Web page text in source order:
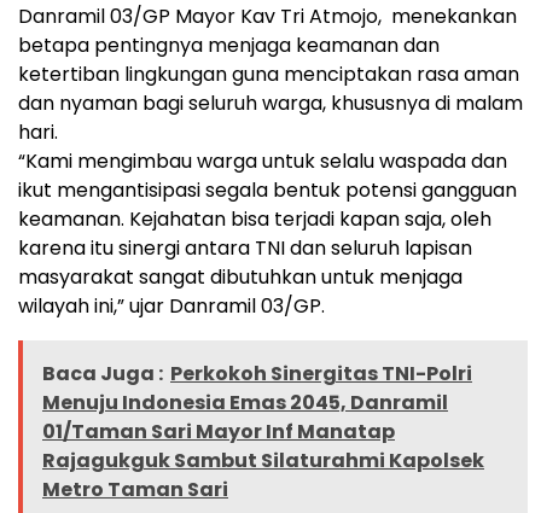
Danramil 03/GP Mayor Kav Tri Atmojo, menekankan
betapa pentingnya menjaga keamanan dan
ketertiban lingkungan guna menciptakan rasa aman
dan nyaman bagi seluruh warga, khususnya di malam
hari.
“Kami mengimbau warga untuk selalu waspada dan
ikut mengantisipasi segala bentuk potensi gangguan
keamanan. Kejahatan bisa terjadi kapan saja, oleh
karena itu sinergi antara TNI dan seluruh lapisan
masyarakat sangat dibutuhkan untuk menjaga
wilayah ini,” ujar Danramil 03/GP.
Baca Juga : Perkokoh Sinergitas TNI-Polri
Menuju Indonesia Emas 2045, Danramil
01/Taman Sari Mayor Inf Manatap
Rajagukguk Sambut Silaturahmi Kapolsek
Metro Taman Sari